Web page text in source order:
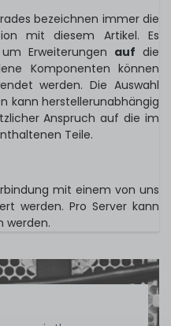
bezeichnen immer die
mit diesem Artikel. Es
Erweiterungen auf die
Komponenten können
werden. Die Auswahl
kann herstellerunabhängig
Anspruch auf die im
Teile.
mit einem von uns
werden. Pro Server kann
werden.